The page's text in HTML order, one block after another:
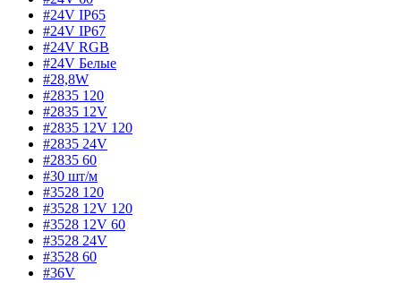
#24V IP65
#24V IP67
#24V RGB
#24V Белые
#28,8W
#2835 120
#2835 12V
#2835 12V 120
#2835 24V
#2835 60
#30 шт/м
#3528 120
#3528 12V 120
#3528 12V 60
#3528 24V
#3528 60
#36V